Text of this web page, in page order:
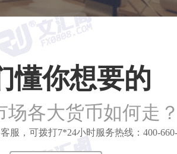
懂你想要的
各大货币如何走
服，可拨打7*24小时服务热线：400-